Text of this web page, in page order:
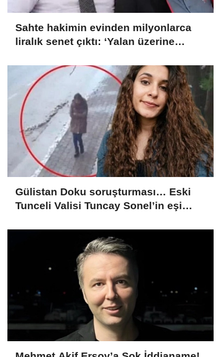
Sahte hakimin evinden milyonlarca
liralık senet çıktı: ‘Yalan üzerine
Gülistan Doku soruşturması… Eski
Tunceli Valisi Tuncay Sonel’in eşi